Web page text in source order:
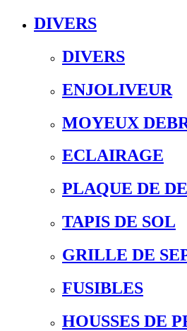
DIVERS
DIVERS
ENJOLIVEUR
MOYEUX
ECLAIRAGE
PLAQUE DE
TAPIS DE SOL
GRILLE DE
FUSIBLES
HOUSSES DE